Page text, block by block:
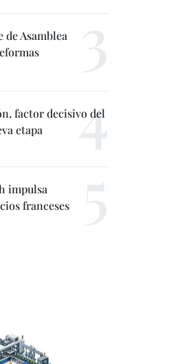
Asamblea
factor decisivo del
etapa
impulsa
franceses